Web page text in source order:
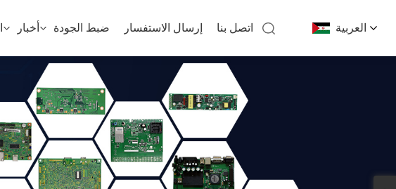
العربية أخبار ضبط الجودة إرسال الاستفسار اتصل بنا